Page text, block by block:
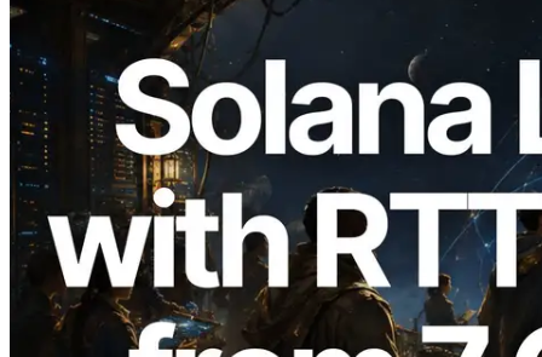
2026.08.05
ERPC Breidt Solana Leader Slot API Uit
met Pingmeting vanuit 7 Wereldwijde
Regio’s — Validators Information API
Ook Gelanceerd